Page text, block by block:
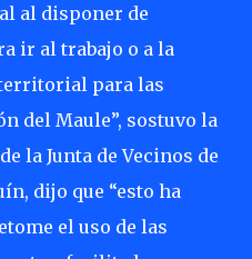
al disponer de
ir al trabajo o a la
para las
del Maule”, sostuvo la
la Junta de Vecinos de
dijo que “esto ha
el uso de las